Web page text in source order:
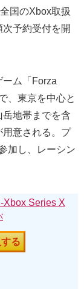
国のXbox取扱
予約受付を開
ム「Forza
、東京を中心と
地帯までを含
用意される。プ
加し、レーシン
Xbox Series X
る